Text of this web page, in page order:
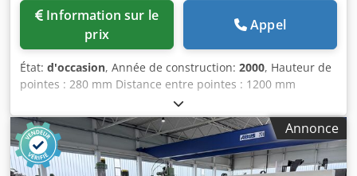
prix
Appel
État: d'occasion, Année de construction: 2000, Hauteur de
pointes : 280 mm Distance entre pointes : 1200 mm
Diamètre de tournage au-dessus du banc : 570 mm
Diamètre de tournage au-dessus du chariot : 365 mm
Longueur de tournage : 1000 mm Nez de broche DIN
55027, taille 8 Commande : Sinumerik 810 D SIEMENS
Largeur du banc : 360 mm Alésage de broche : 62 mm
Annonce